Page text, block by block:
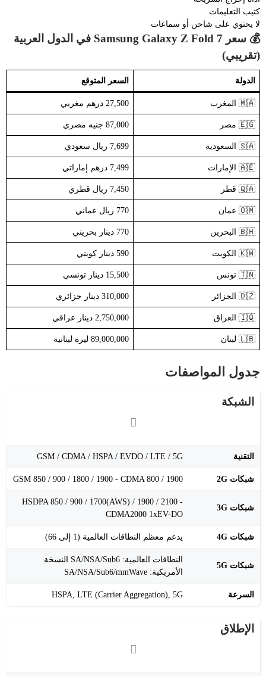
كتيب التعليمات
لا يحتوي على شاحن أو سماعات
💰 سعر Samsung Galaxy Z Fold 7 في الدول العربية
(تقريبي)
الدولة السعر المتوقع
🇲🇦 المغرب 27,500 درهم مغربي
🇪🇬 مصر 87,000 جنيه مصري
🇸🇦 السعودية 7,699 ريال سعودي
🇦🇪 الإمارات 7,499 درهم إماراتي
🇶🇦 قطر 7,450 ريال قطري
🇴🇲 عمان 770 ريال عماني
🇧🇭 البحرين 770 دينار بحريني
🇰🇼 الكويت 590 دينار كويتي
🇹🇳 تونس 15,500 دينار تونسي
🇩🇿 الجزائر 310,000 دينار جزائري
🇮🇶 العراق 2,750,000 دينار عراقي
🇱🇧 لبنان 89,000,000 ليرة لبنانية
جدول المواصفات
الشبكة
التقنية GSM / CDMA / HSPA / EVDO / LTE / 5G
شبكات 2G GSM 850 / 900 / 1800 / 1900 - CDMA 800 / 1900
شبكات 3G
HSDPA 850 / 900 / 1700(AWS) / 1900 / 2100 -
CDMA2000 1xEV-DO
شبكات 4G يدعم معظم النطاقات العالمية (1 إلى 66)
شبكات 5G
النطاقات العالمية: SA/NSA/Sub6 النسخة
الأمريكية: SA/NSA/Sub6/mmWave
السرعة HSPA, LTE (Carrier Aggregation), 5G
الإطلاق